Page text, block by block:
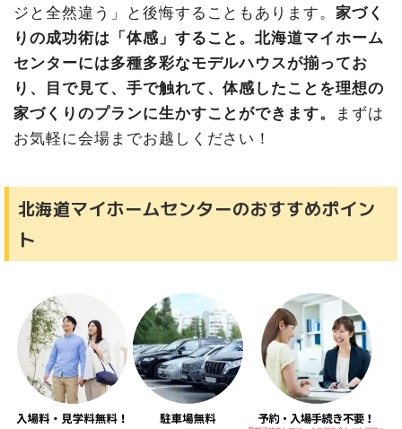
ジと全然違う」と後悔することもあります。家づく
りの成功術は「体感」すること。北海道マイホーム
センターには多種多彩なモデルハウスが揃ってお
り、目で見て、手で触れて、体感したことを理想の
家づくりのプランに生かすことができます。
まずは
お気軽に会場までお越しください！
北海道マイホームセンターのおすすめポイン
ト